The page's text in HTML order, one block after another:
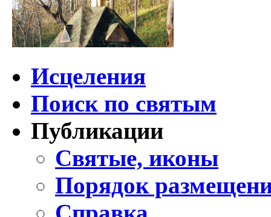
Исцеления
Поиск по святым
Публикации
Святые, иконы
Порядок